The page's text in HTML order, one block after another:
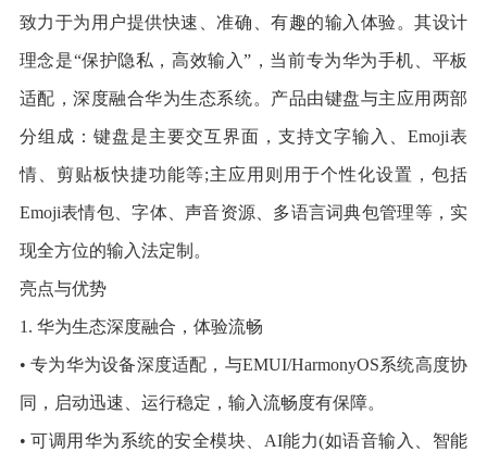
致力于为用户提供快速、准确、有趣的输入体验。其设计
理念是“保护隐私，高效输入”，当前专为华为手机、平板
适配，深度融合华为生态系统。产品由键盘与主应用两部
分组成：键盘是主要交互界面，支持文字输入、Emoji表
情、剪贴板快捷功能等;主应用则用于个性化设置，包括
Emoji表情包、字体、声音资源、多语言词典包管理等，实
现全方位的输入法定制。
亮点与优势
1. 华为生态深度融合，体验流畅
• 专为华为设备深度适配，与EMUI/HarmonyOS系统高度协
同，启动迅速、运行稳定，输入流畅度有保障。
• 可调用华为系统的安全模块、AI能力(如语音输入、智能